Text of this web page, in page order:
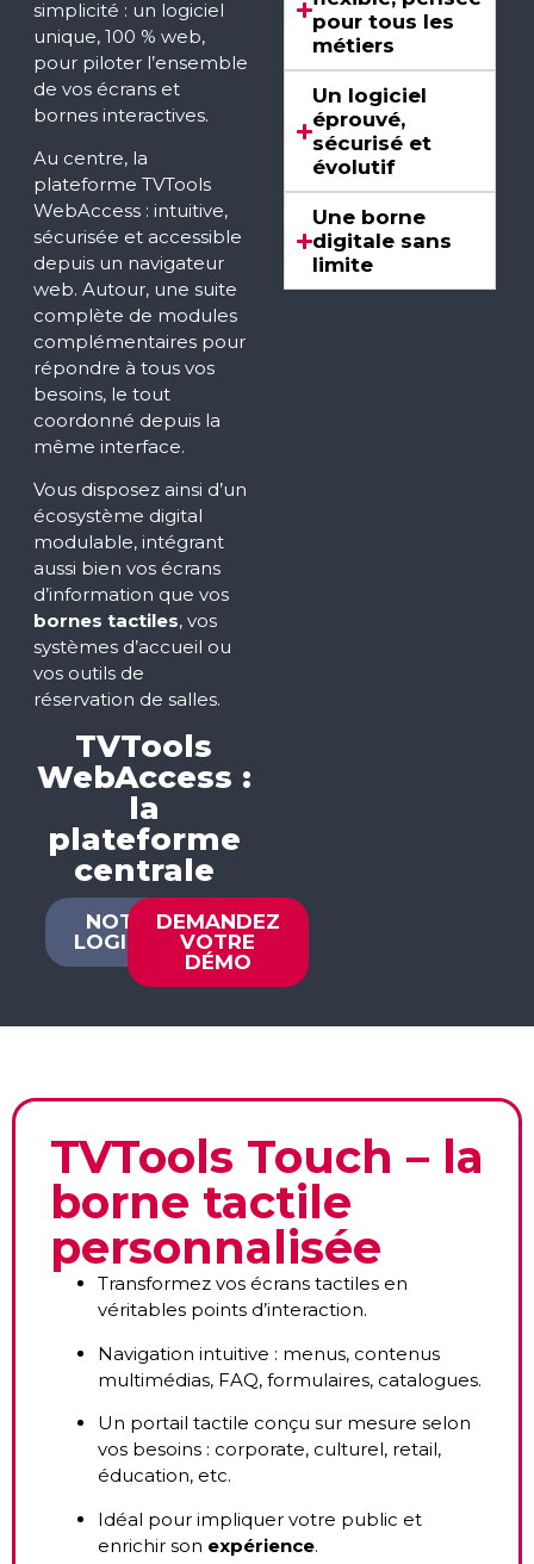
simplicité : un logiciel
unique, 100 % web,
pour piloter l’ensemble
de vos écrans et
bornes interactives.
Au centre, la
plateforme TVTools
WebAccess : intuitive,
sécurisée et accessible
depuis un navigateur
web. Autour, une suite
complète de modules
complémentaires pour
répondre à tous vos
besoins, le tout
coordonné depuis la
même interface.
Vous disposez ainsi d’un
écosystème digital
modulable, intégrant
aussi bien vos écrans
d’information que vos
bornes tactiles, vos
systèmes d’accueil ou
vos outils de
réservation de salles.
TVTools
WebAccess :
la
plateforme
centrale
NOTRE
LOGICIEL
DEMANDEZ
VOTRE
DÉMO
pour tous les
métiers
Un logiciel
éprouvé,
sécurisé et
évolutif
Une borne
digitale sans
limite
TVTools Touch – la
borne tactile
personnalisée
Transformez vos écrans tactiles en
véritables points d’interaction.
Navigation intuitive : menus, contenus
multimédias, FAQ, formulaires, catalogues.
Un portail tactile conçu sur mesure selon
vos besoins : corporate, culturel, retail,
éducation, etc.
Idéal pour impliquer votre public et
enrichir son expérience.